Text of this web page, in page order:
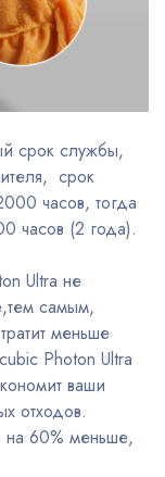
срок службы,
срок
часов, тогда
часов (2 года).
Ultra не
самым,
меньше
Photon Ultra
ваши
отходов.
на 60% меньше,